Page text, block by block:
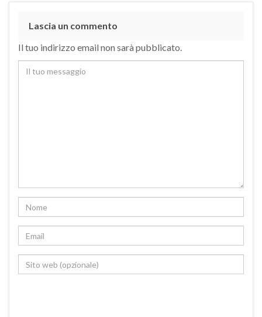
Lascia un commento
Il tuo indirizzo email non sarà pubblicato.